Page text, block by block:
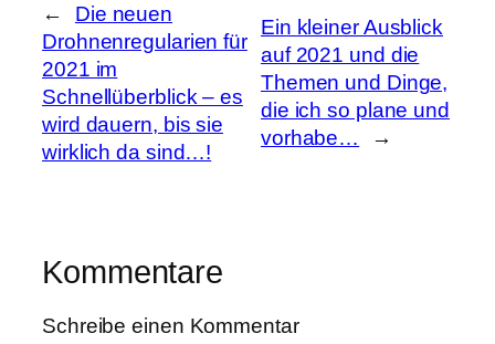
←
Die neuen
Drohnenregularien für
2021 im
Schnellüberblick – es
wird dauern, bis sie
wirklich da sind…!
Ein kleiner Ausblick
auf 2021 und die
Themen und Dinge,
die ich so plane und
vorhabe…
→
Kommentare
Schreibe einen Kommentar